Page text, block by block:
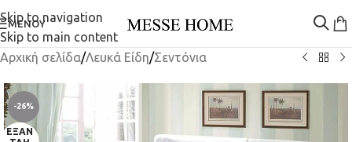
Skip to navigation
Skip to main content
ΜΕΝΟΎ
Αρχική σελίδα/Λευκά Είδη/Σεντόνια
-26%
ΕΞΑΝ